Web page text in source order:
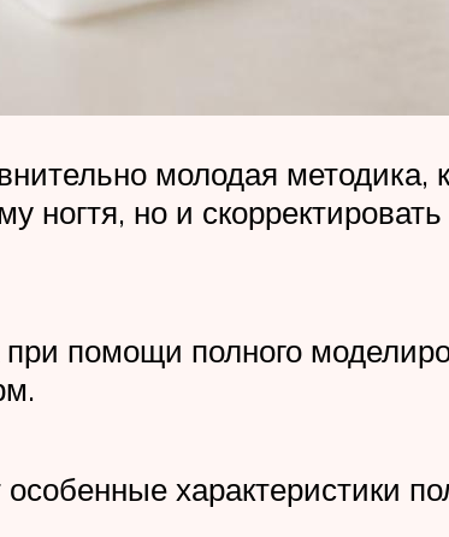
молодая методика,
ногтя, но и
помощи полного
характеристики